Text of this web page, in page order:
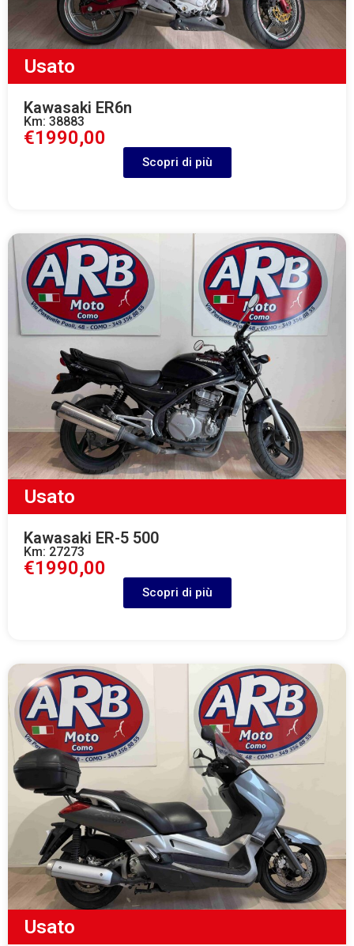
Usato
Kawasaki ER6n
Km: 38883
€1990,00
Scopri di più
Usato
Kawasaki ER-5 500
Km: 27273
€1990,00
Scopri di più
Usato